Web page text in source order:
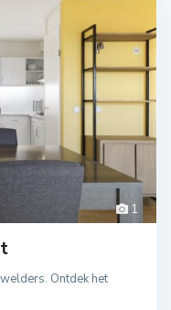
1
Ontdek het